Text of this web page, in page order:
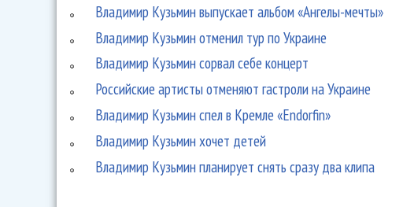
Владимир Кузьмин выпускает альбом «Ангелы-мечты»
Владимир Кузьмин отменил тур по Украине
Владимир Кузьмин сорвал себе концерт
Российские артисты отменяют гастроли на Украине
Владимир Кузьмин спел в Кремле «Endorfin»
Владимир Кузьмин хочет детей
Владимир Кузьмин планирует снять сразу два клипа